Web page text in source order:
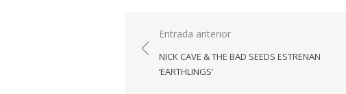
Navegación
de
entradas
Entrada anterior
NICK CAVE & THE BAD SEEDS ESTRENAN
‘EARTHLINGS’